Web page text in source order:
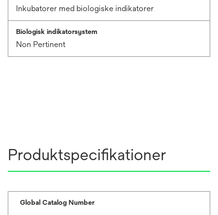
Inkubatorer med biologiske indikatorer
Biologisk indikatorsystem
Non Pertinent
Produktspecifikationer
Global Catalog Number